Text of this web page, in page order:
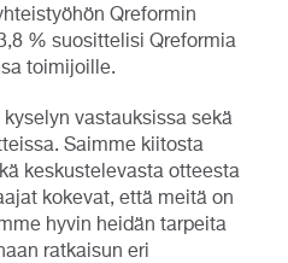
Qreformin
% suosittelisi Qreformia
toimijoille.
vastauksissa sekä
Saimme kiitosta
keskustelevasta otteesta
kokevat, että meitä on
hyvin heidän tarpeita
ratkaisun eri